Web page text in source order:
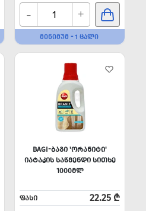
- +
ᲛᲘᲜᲘᲛᲣᲛ - 1 ᲪᲐᲚᲘ
BAGI-ᲑᲐᲒᲘ 'ᲝᲠᲐᲜᲘᲢᲘ'
ᲘᲐᲢᲐᲙᲘᲡ ᲡᲐᲬᲛᲔᲜᲓᲘ ᲡᲘᲗᲮᲔ
1000ᲛᲚ
ᲤᲐᲡᲘ 22.25 ₾